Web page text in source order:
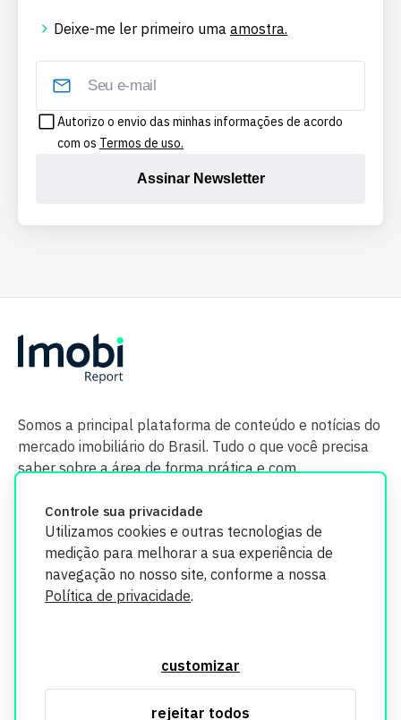
Controle sua privacidade
Utilizamos cookies e outras tecnologias de
medição para melhorar a sua experiência de
navegação no nosso site, conforme a nossa
Política de privacidade.
customizar
rejeitar todos
Deixe-me ler primeiro uma amostra.
Autorizo o envio das minhas informações de acordo
com os Termos de uso.
Assinar Newsletter
Somos a principal plataforma de conteúdo e notícias do
mercado imobiliário do Brasil. Tudo o que você precisa
saber sobre a área de forma prática e com
segurança. Todos os dados coletados em nosso site são
utilizados exclusivamente para fins de aprimoramento de
informações, consulte nossa Política de Privacidade.